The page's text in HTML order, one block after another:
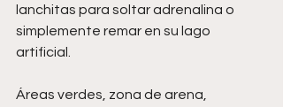
lanchitas para soltar adrenalina o
simplemente remar en su lago
artificial.
Áreas verdes, zona de arena,